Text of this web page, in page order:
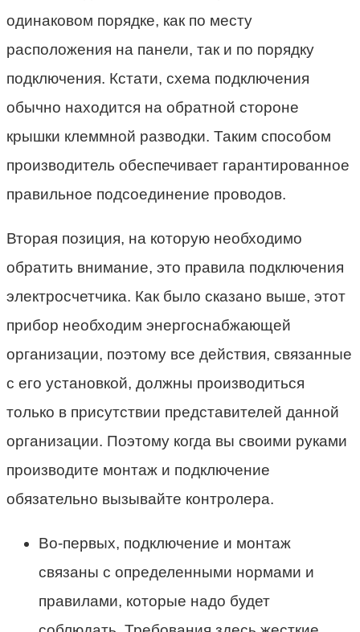
одинаковом порядке, как по месту
расположения на панели, так и по порядку
подключения. Кстати, схема подключения
обычно находится на обратной стороне
крышки клеммной разводки. Таким способом
производитель обеспечивает гарантированное
правильное подсоединение проводов.
Вторая позиция, на которую необходимо
обратить внимание, это правила подключения
электросчетчика. Как было сказано выше, этот
прибор необходим энергоснабжающей
организации, поэтому все действия, связанные
с его установкой, должны производиться
только в присутствии представителей данной
организации. Поэтому когда вы своими руками
производите монтаж и подключение
обязательно вызывайте контролера.
Во-первых, подключение и монтаж
связаны с определенными нормами и
правилами, которые надо будет